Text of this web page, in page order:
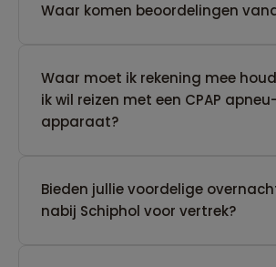
Waar komen beoordelingen
Waar moet ik rekening mee
ik wil reizen met een CPAP apneu-
apparaat?
Bieden jullie voordelige
nabij Schiphol voor vertrek?